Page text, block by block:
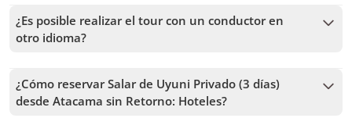
revisar
aquí
En servicio compartido y con alojamiento básico.
En servicio privado y con alojamiento en hostales.
estrellas.
No ofrecemosel tour en servicio compartido y con
¿Es posible realizar el tour con un conductor en
otro idioma?
tiene un precio adicional de US$ 240 por grupo. Lo puedes
seleccionar como servicio opcional durante el proceso de
reserva.
¿Cómo reservar Salar de Uyuni Privado (3 días)
desde Atacama sin Retorno: Hoteles?